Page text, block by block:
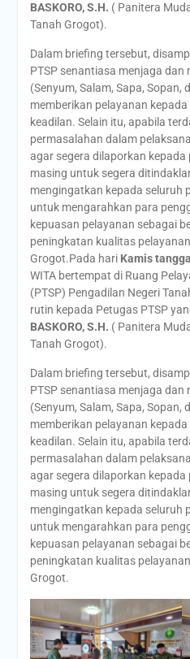
BASKORO, S.H. ( Panitera
Tanah Grogot).
Dalam briefing tersebut,
PTSP senantiasa menjaga dan
(Senyum, Salam, Sapa, Sopan,
memberikan pelayanan
keadilan. Selain itu, apabila
permasalahan dalam
agar segera dilaporkan
masing untuk segera
mengingatkan kepada seluruh
untuk mengarahkan para
kepuasan pelayanan sebagai
peningkatan kualitas
Grogot.Pada hari Kamis
WITA bertempat di Ruang
(PTSP) Pengadilan Negeri
rutin kepada Petugas PTSP
BASKORO, S.H. ( Panitera
Tanah Grogot).
Dalam briefing tersebut,
PTSP senantiasa menjaga dan
(Senyum, Salam, Sapa, Sopan,
memberikan pelayanan
keadilan. Selain itu, apabila
permasalahan dalam
agar segera dilaporkan
masing untuk segera
mengingatkan kepada seluruh
untuk mengarahkan para
kepuasan pelayanan sebagai
peningkatan kualitas
Grogot.